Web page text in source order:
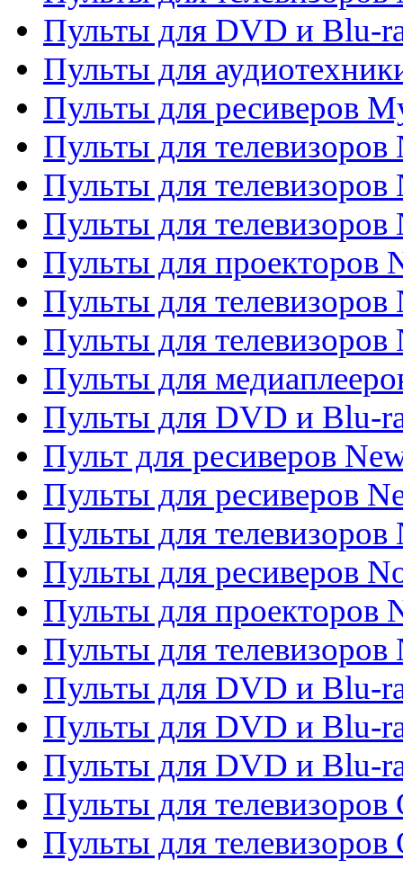
Пульты для DVD и Blu-
Пульты для
Пульты для ресиверов
Пульты для телевизоров
Пульты для телевизоров
Пульты для телевизоров
Пульты для проекторов
Пульты для телевизоров
Пульты для телевизоров
Пульты для
Пульты для DVD и Blu-
Пульт для ресиверов
Пульты для ресиверов
Пульты для телевизоров
Пульты для ресиверов
Пульты для проекторов
Пульты для телевизоров
Пульты для DVD и Blu-
Пульты для DVD и Blu-
Пульты для DVD и Blu-
Пульты для телевизоров
Пульты для телевизоров